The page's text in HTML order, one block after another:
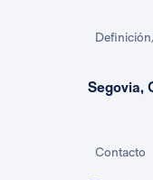
Segovia,
Contacto